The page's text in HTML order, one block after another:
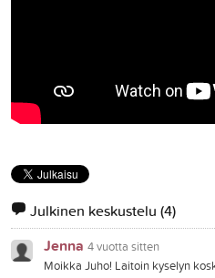
Julkinen keskustelu (4)
Jenna 4 vuotta sitten
Moikka Juho! Laitoin kyselyn